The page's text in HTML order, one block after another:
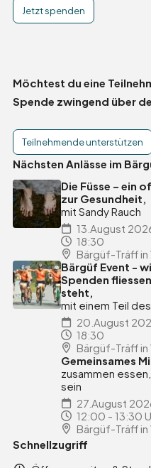
Jetzt spenden
Möchtest du eine
Spende zwingend über
Teilnehmende unterstützen
Nächsten Anlässe im
Die Füsse – ein
zur Gesundheit,
mit Sandy Rauch
13.August
18:30
Bärgüf-Träff in
Bärgüf Event -
Spenden
steht,
mit einem Teil
20.August
18:30
Bärgüf-Träff in
Gemeinsames
zusammen
sein
27.August
12:00 - 13:30
Bärgüf-Träff in
Schnellzugriff